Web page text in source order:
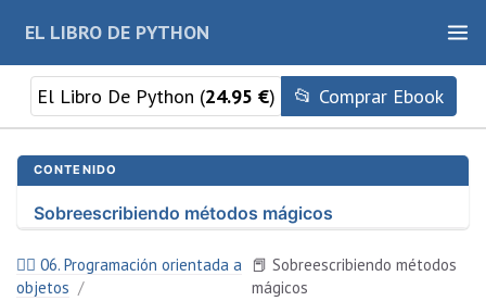
EL LIBRO DE PYTHON
El Libro De Python (24.95 €) 📂 Comprar Ebook
CONTENIDO
Sobreescribiendo métodos mágicos
🏄‍♂️ 06. Programación orientada a
objetos
📕 Sobreescribiendo métodos
mágicos